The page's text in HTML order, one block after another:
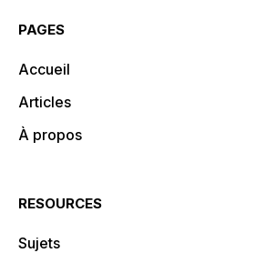
PAGES
Accueil
Articles
À propos
RESOURCES
Sujets